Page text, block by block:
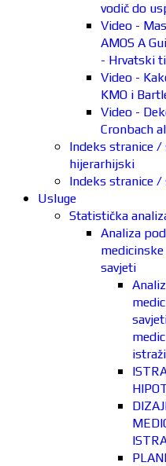
vodič do
Video -
AMOS A
- Hrvatski
Video -
KMO i
Video -
Cronbach
Indeks stranice /
hijerarhijski
Indeks stranice
Usluge
Statistička
Analiza
savjeti